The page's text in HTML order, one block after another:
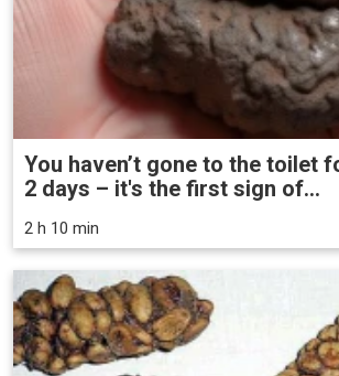
You haven’t gone to the toilet
2 days – it's the first sign of...
2 h 10 min